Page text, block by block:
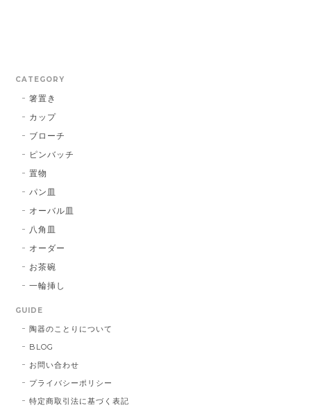
CATEGORY
箸置き
カップ
ブローチ
ピンバッチ
置物
パン皿
オーバル皿
八角皿
オーダー
お茶碗
一輪挿し
GUIDE
陶器のことりについて
BLOG
お問い合わせ
プライバシーポリシー
特定商取引法に基づく表記